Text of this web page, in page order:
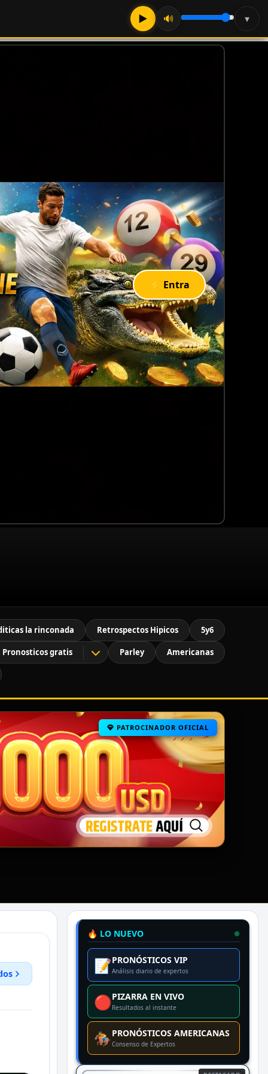
▶ 🔊 ▾
⚡ Entra
la rinconada Retrospectos Hipicos 5y6
Pronosticos gratis Parley Americanas
PATROCINADOR OFICIAL
🔥 LO NUEVO
📝PRONÓSTICOS VIP
Análisis diario de expertos
🔴PIZARRA EN VIVO
Resultados al instante
🏇PRONÓSTICOS AMERICANAS
Consenso de Expertos